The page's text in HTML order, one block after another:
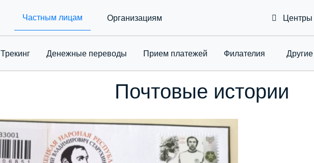
Частным лицам Организациям
Трекинг Денежные переводы Приeм платежей Филателия
Toggle
Другие
Центры
Почтовые истории